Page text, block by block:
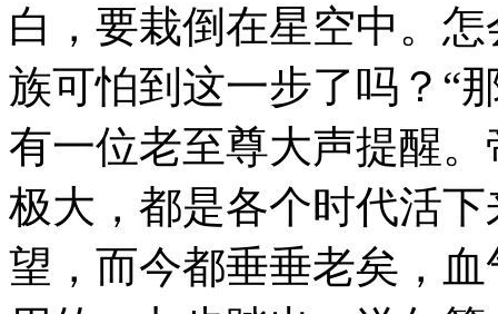
白，要栽倒在星空中。
族可怕到这一步了吗？“
有一位老至尊大声提醒
极大，都是各个时代活
望，而今都垂垂老矣，